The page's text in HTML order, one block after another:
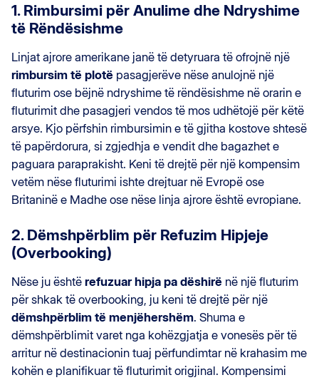
1. Rimbursimi për Anulime dhe Ndryshime
të Rëndësishme
Linjat ajrore amerikane janë të detyruara të ofrojnë një
rimbursim të plotë pasagjerëve nëse anulojnë një
fluturim ose bëjnë ndryshime të rëndësishme në orarin e
fluturimit dhe pasagjeri vendos të mos udhëtojë për këtë
arsye. Kjo përfshin rimbursimin e të gjitha kostove shtesë
të papërdorura, si zgjedhja e vendit dhe bagazhet e
paguara paraprakisht. Keni të drejtë për një kompensim
vetëm nëse fluturimi ishte drejtuar në Evropë ose
Britaninë e Madhe ose nëse linja ajrore është evropiane.
2. Dëmshpërblim për Refuzim Hipjeje
(Overbooking)
Nëse ju është refuzuar hipja pa dëshirë në një fluturim
për shkak të overbooking, ju keni të drejtë për një
dëmshpërblim të menjëhershëm. Shuma e
dëmshpërblimit varet nga kohëzgjatja e vonesës për të
arritur në destinacionin tuaj përfundimtar në krahasim me
kohën e planifikuar të fluturimit origjinal. Kompensimi